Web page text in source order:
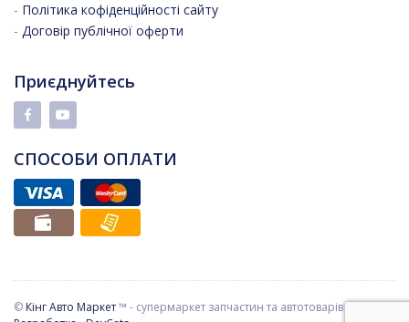
- Політика кофіденційності сайту
- Договір публічної оферти
Приєднуйтесь
СПОСОБИ ОПЛАТИ
© Кінг Авто Маркет™ - супермаркет запчастин та автотоварів